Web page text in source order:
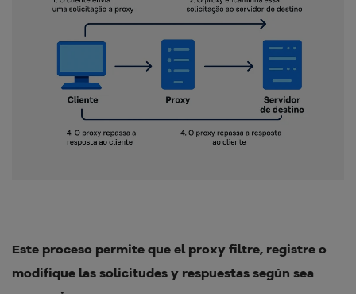
Este proceso permite que el proxy filtre, registre o
modifique las solicitudes y respuestas según sea